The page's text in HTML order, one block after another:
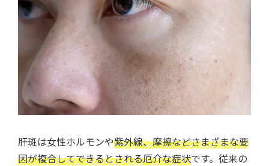
肝斑は女性ホルモンや紫外線、摩擦などさまざまな要
因が複合してできるとされる厄介な症状です。従来の